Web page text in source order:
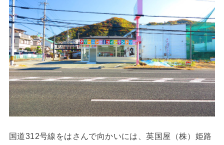
国道312号線をはさんで向かいには、英国屋（株）姫路